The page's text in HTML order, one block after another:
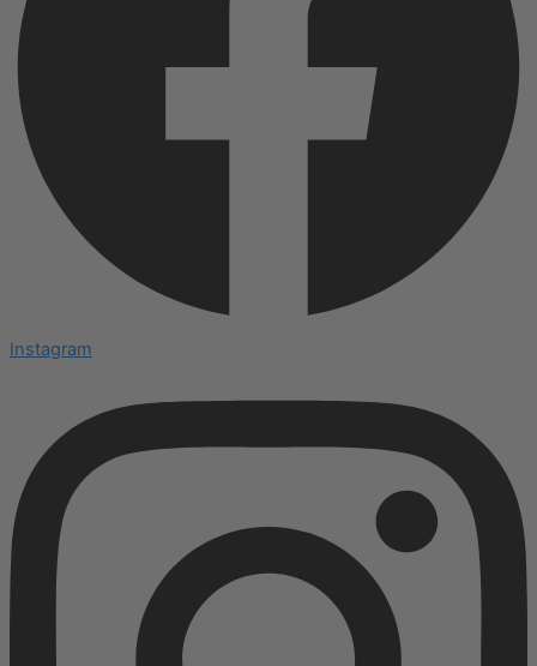
Instagram